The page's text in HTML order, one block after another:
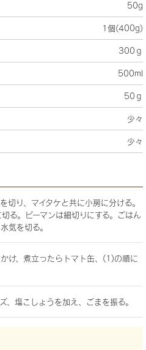
50g
1個(400g)
300ｇ
500ml
50ｇ
少々
少々
切り、マイタケと共に小房に分ける。
る。ピーマンは細切りにする。ごはん
気を切る。
け、煮立ったらトマト缶、(1)の順に
、塩こしょうを加え、ごまを振る。